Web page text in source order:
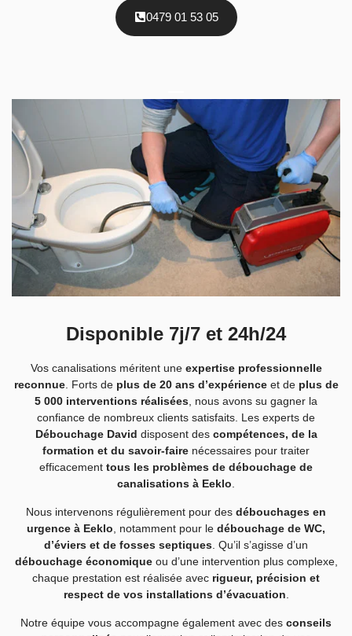
0479 01 53 05
Disponible 7j/7 et 24h/24
Vos canalisations méritent une expertise professionnelle
reconnue. Forts de plus de 20 ans d’expérienceet de plus de
5 000 interventions réalisées , nous avons su gagner la
confiance de nombreux clients satisfaits. Les experts de
Débouchage David disposent des compétences, de la
formation et du savoir-faire nécessaires pour traiter
efficacement tous les problèmes de débouchage de
canalisations à Eeklo
Nous intervenons régulièrement pour des débouchages en
urgence à Eeklo , notamment pour le débouchage de WC,
d’éviers et de fosses septiques . Qu’il s’agisse d’un
débouchage économiqueou d’une intervention plus complexe,
chaque prestation est réalisée avec rigueur, précision et
respect de vos installations d’évacuation
Notre équipe vous accompagne également avec des conseils